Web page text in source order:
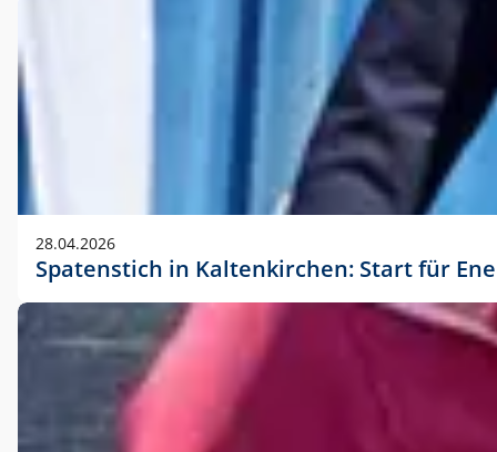
28.04.2026
Spatenstich in Kaltenkirchen: Start für